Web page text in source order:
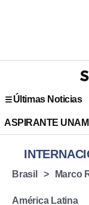
Últimas Noticias
ASPIRANTE
Brasil Marco
América Latina